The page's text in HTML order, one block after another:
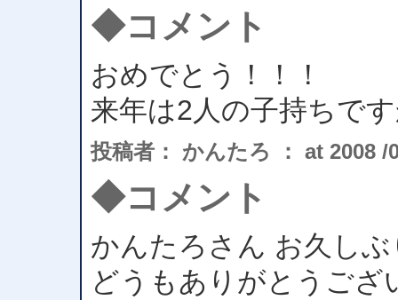
◆コメント
おめでとう！！！
来年は2人の子持ちで
投稿者： かんたろ ： at 2008 /
◆コメント
かんたろさん お久し
どうもありがとうござ